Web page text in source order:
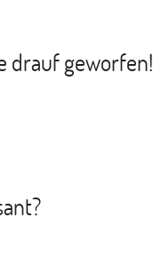
drauf geworfen!